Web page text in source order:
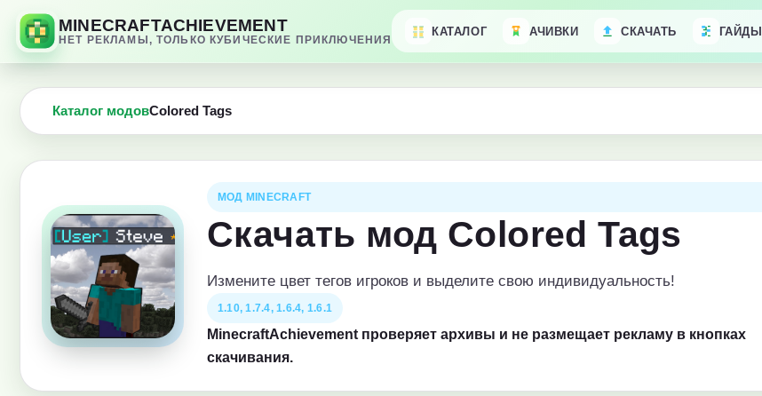
MINECRAFTACHIEVEMENT
НЕТ РЕКЛАМЫ, ТОЛЬКО КУБИЧЕСКИЕ ПРИКЛЮЧЕНИЯ
КАТАЛОГ АЧИВКИ СКАЧАТЬ ГАЙДЫ
Каталог модовColored Tags
МОД MINECRAFT
Скачать мод Colored Tags
Измените цвет тегов игроков и выделите свою индивидуальность!
1.10, 1.7.4, 1.6.4, 1.6.1
MinecraftAchievement проверяет архивы и не размещает рекламу в кнопках
скачивания.